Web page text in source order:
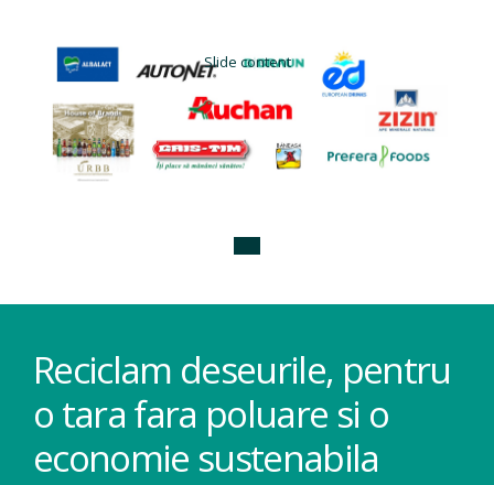
Slide content
Reciclam deseurile, pentru
o tara fara poluare si o
economie sustenabila